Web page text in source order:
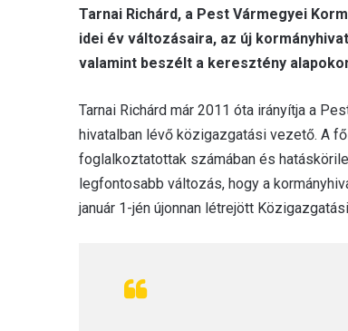
Tarnai Richárd, a Pest Vármegyei
idei év változásaira, az új
valamint beszélt a keresztény
Tarnai Richárd már 2011 óta irányítja a
hivatalban lévő közigazgatási vezető. A
foglalkoztatottak számában és
legfontosabb változás, hogy a
január 1-jén újonnan létrejött